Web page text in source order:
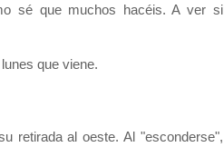
sé que muchos hacéis. A ver si
que viene.
retirada al oeste. Al "esconderse",